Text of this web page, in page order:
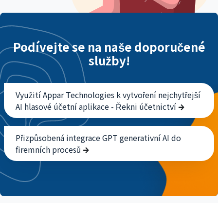
Podívejte se na naše doporučené
služby!
Využití Appar Technologies k vytvoření nejchytřejší
AI hlasové účetní aplikace - Řekni účetnictví
Přizpůsobená integrace GPT generativní AI do
firemních procesů